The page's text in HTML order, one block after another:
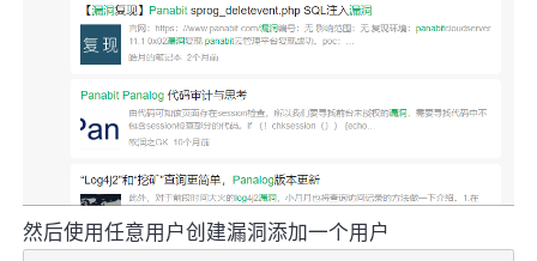
然后使用任意用户创建漏洞添加一个用户